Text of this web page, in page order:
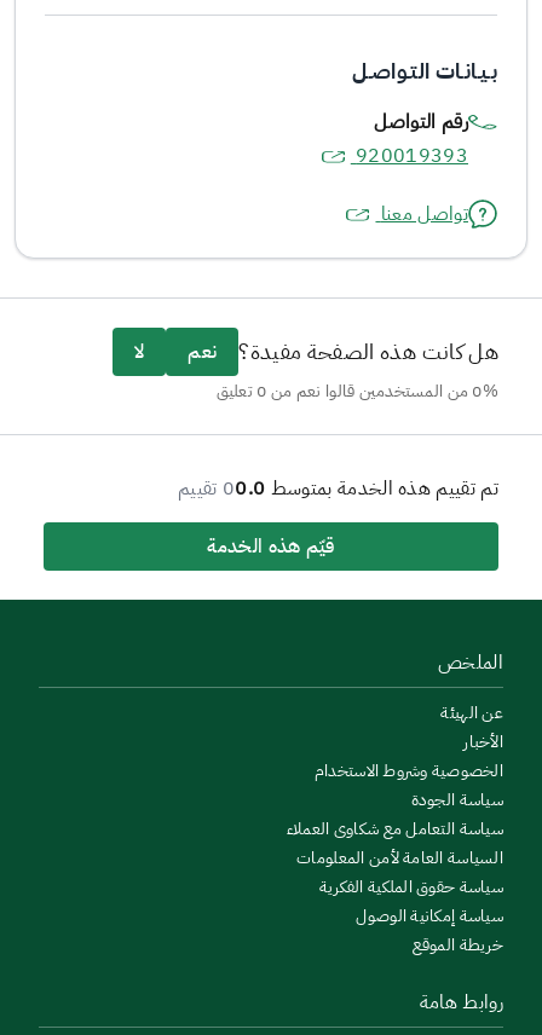
بـيـانـات التـواصـل
رقم التواصل
920019393
تواصل معنا
هل كانت هذه الصفحة مفيدة؟ نعم لا
0% من المستخدمين قالوا نعم من 0 تعليق
تم تقييم هذه الخدمة بمتوسط 0.00 تقييم
قيّم هذه الخدمة
الملخص
عن الهيئة
الأخبار
الخصوصية وشروط الاستخدام
سياسة الجودة
سياسة التعامل مع شكاوى العملاء
السياسة العامة لأمن المعلومات
سياسة حقوق الملكية الفكرية
سياسة إمكانية الوصول
خريطة الموقع
روابط هامة